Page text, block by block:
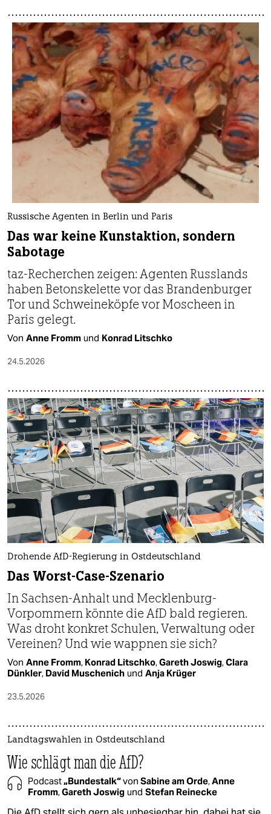
Russische Agenten in Berlin und Paris
Das war keine Kunstaktion, sondern
Sabotage
taz-Recherchen zeigen: Agenten Russlands
haben Betonskelette vor das Brandenburger
Tor und Schweineköpfe vor Moscheen in
Paris gelegt.
Von Anne Fromm und Konrad Litschko
24.5.2026
Drohende AfD-Regierung in Ostdeutschland
Das Worst-Case-Szenario
In Sachsen-Anhalt und Mecklenburg-
Vorpommern könnte die AfD bald regieren.
Was droht konkret Schulen, Verwaltung oder
Vereinen? Und wie wappnen sie sich?
Von Anne Fromm, Konrad Litschko,Gareth Joswig,Clara
Dünkler, David Muschenich und Anja Krüger
23.5.2026
Landtagswahlen in Ostdeutschland
Wie schlägt man die AfD?
Podcast„Bundestalk“von Sabine am Orde,Anne
Fromm,Gareth Joswig und Stefan Reinecke